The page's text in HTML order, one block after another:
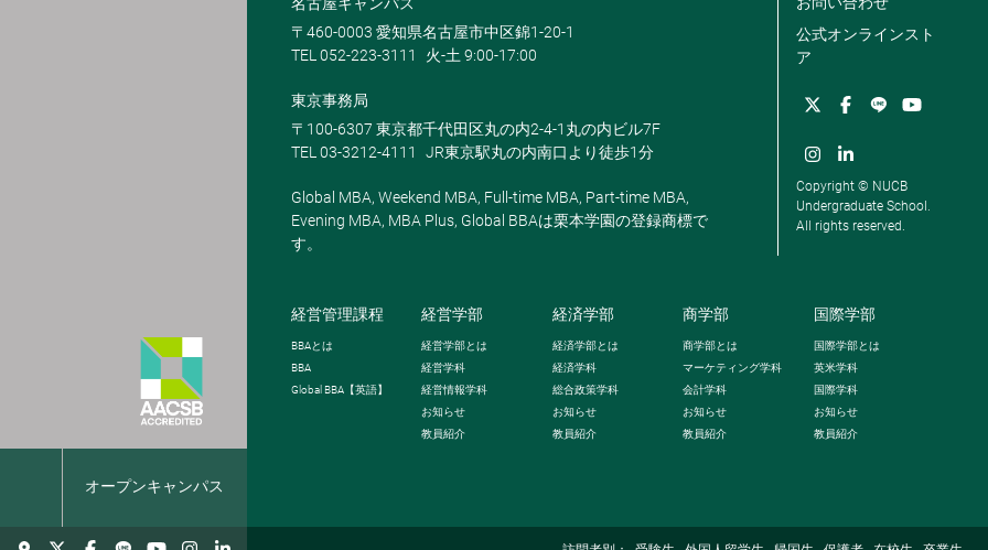
オープンキャンパス
〒460-0003 愛知県名古屋市中区錦1-20-1
TEL 052-223-3111
火-土 9:00-17:00
東京事務局
〒100-6307 東京都千代田区丸の内2-4-1丸の内ビル7F
TEL 03-3212-4111
JR東京駅丸の内南口より徒歩1分
Global MBA, Weekend MBA, Full-time MBA, Part-time MBA,
Evening MBA, MBA Plus, Global BBAは栗本学園の登録商標で
す。
公式オンラインスト
ア
Copyright © NUCB
Undergraduate School.
All rights reserved.
経営管理課程
BBAとは
BBA
Global BBA 【英語】
経営学部
経営学部とは
経営学科
経営情報学科
お知らせ
教員紹介
経済学部
経済学部とは
経済学科
総合政策学科
お知らせ
教員紹介
商学部
商学部とは
マーケティング学科
会計学科
お知らせ
教員紹介
国際学部
国際学部とは
英米学科
国際学科
お知らせ
教員紹介